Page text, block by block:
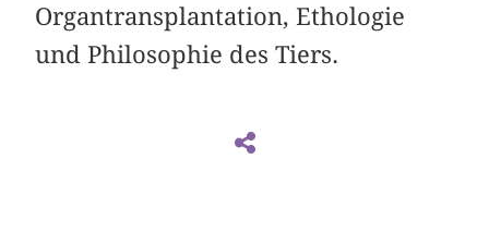
Organtransplantation, Ethologie
und Philosophie des Tiers.